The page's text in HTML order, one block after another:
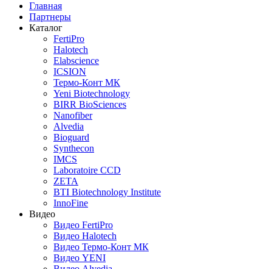
Главная
Партнеры
Каталог
FertiPro
Halotech
Elabscience
ICSION
Термо-Конт МК
Yeni Biotechnology
BIRR BioSciences
Nanofiber
Alvedia
Bioguard
Synthecon
IMCS
Laboratoire CCD
ZETA
BTI Biotechnology Institute
InnoFine
Видео
Видео FertiPro
Видео Halotech
Видео Термо-Конт МК
Видео YENI